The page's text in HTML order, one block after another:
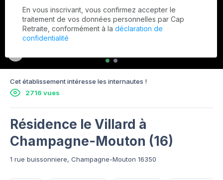
Cet établissement intéresse les internautes !
2716 vues
Résidence le Villard à
Champagne-Mouton (16)
1 rue buissonniere, Champagne-Mouton 16350
En vous inscrivant, vous confirmez accepter le
traitement de vos données personnelles par Cap
Retraite, conformément à la déclaration de
confidentialité